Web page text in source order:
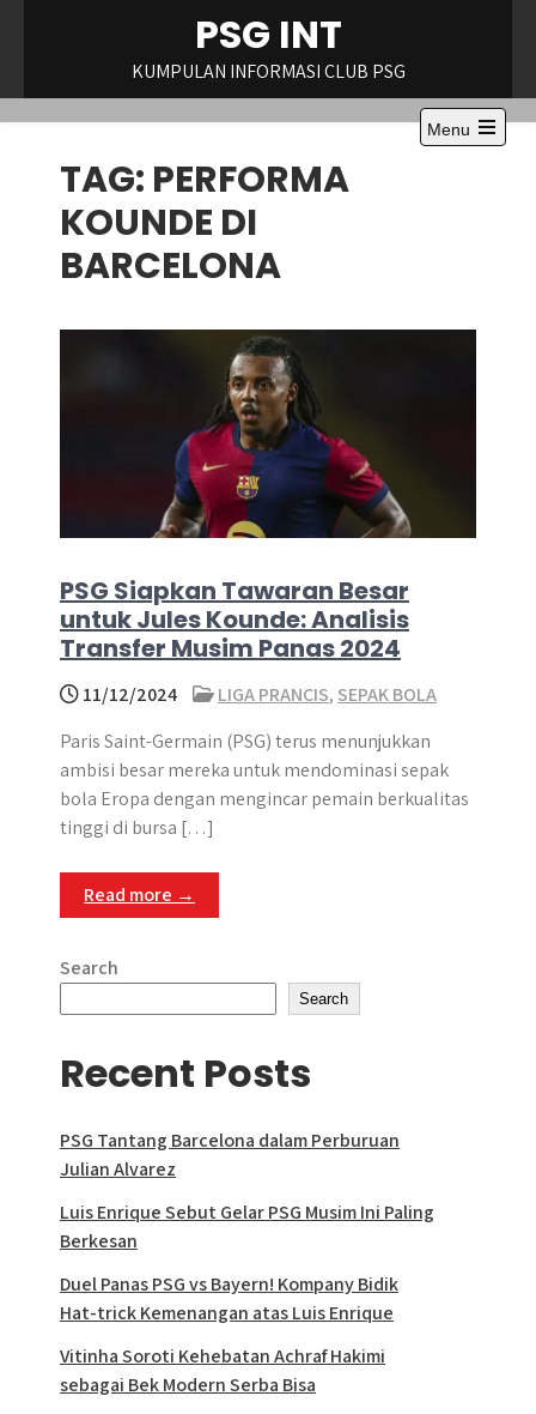
PSG INT
KUMPULAN INFORMASI CLUB PSG
Menu
Open
TAG: PERFORMA
KOUNDE DI
BARCELONA
PSG Siapkan Tawaran Besar
untuk Jules Kounde: Analisis
Transfer Musim Panas 2024
11/12/2024 LIGA PRANCIS, SEPAK BOLA
Paris Saint-Germain (PSG) terus menunjukkan
ambisi besar mereka untuk mendominasi sepak
bola Eropa dengan mengincar pemain berkualitas
tinggi di bursa […]
Read more →
Search
Search
Recent Posts
PSG Tantang Barcelona dalam Perburuan
Julian Alvarez
Luis Enrique Sebut Gelar PSG Musim Ini Paling
Berkesan
Duel Panas PSG vs Bayern! Kompany Bidik
Hat-trick Kemenangan atas Luis Enrique
Vitinha Soroti Kehebatan Achraf Hakimi
sebagai Bek Modern Serba Bisa